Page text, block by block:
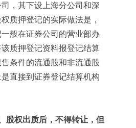
，其下设上海分公司和深
质押登记的实际做法是，
般在证券公司的营业部办
质押登记资料报登记结算
条件的流通股和非流通股
直接到证券登记结算机构
权出质后，不得转让，但